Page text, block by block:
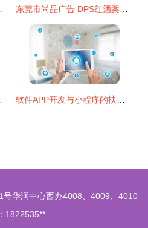
华润中心西办4008、4009、4010
1822535**